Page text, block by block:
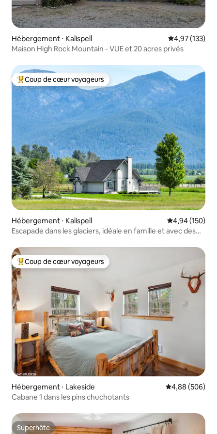
Hébergement ⋅ Kalispell Évaluation
4,97 (133)
Maison High Rock Mountain - VUE et 20 acres privés
Coups de cœur voyageurs les plus appréciés
Coup de cœur voyageurs
Hébergement ⋅ Kalispell Évaluation
4,94 (150)
Escapade dans les glaciers, idéale en famille et avec des
Coups de cœur voyageurs les plus appréciés
Coup de cœur voyageurs
Hébergement ⋅ Lakeside Évaluation
4,88 (506)
Cabane 1 dans les pins chuchotants
Superhôte
Superhôte